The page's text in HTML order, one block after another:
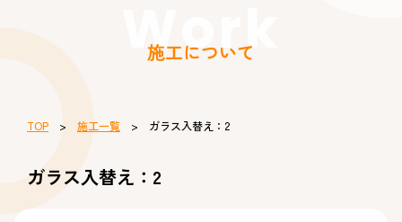
Work
施工について
TOP > 施工一覧 > ガラス入替え：2
ガラス入替え：2